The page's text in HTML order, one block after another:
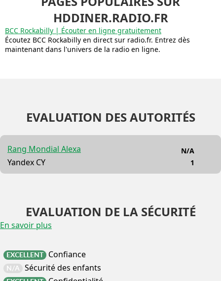
HDDINER.RADIO.FR
BCC Rockabilly | Écouter en ligne gratuitement
Écoutez BCC Rockabilly en direct sur radio.fr. Entrez dès
maintenant dans l'univers de la radio en ligne.
EVALUATION DES AUTORITÉS
Rang Mondial Alexa
Yandex CY
N/A
1
EVALUATION DE LA SÉCURITÉ
En savoir plus
EXCELLENT Confiance
N/A Sécurité des enfants